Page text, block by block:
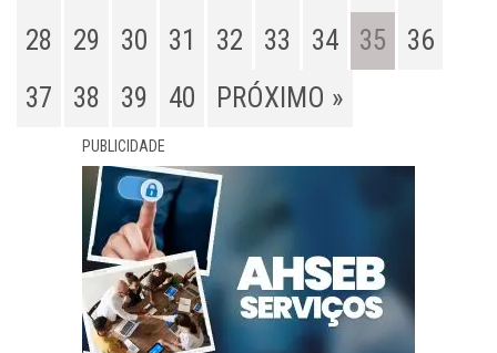
28
29 30 31 32 33 34 35
36
37
38 39 40 PRÓXIMO »
PUBLICIDADE